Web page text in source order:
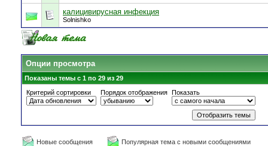
калицивирусная инфекция
Solnishko
Опции просмотра
Показаны темы с 1 по 29 из 29
Критерий сортировки
Порядок отображения Показать
Новые сообщения
Популярная тема с новыми сообщениями